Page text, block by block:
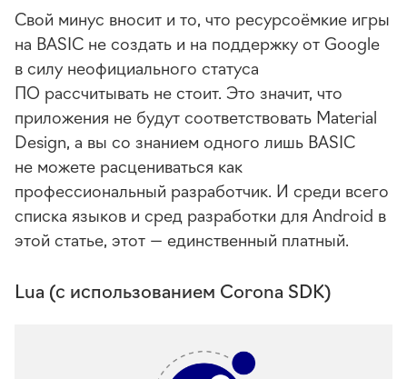
Свой минус вносит и то, что ресурсоёмкие игры
на BASIC не создать и на поддержку от Google
в силу неофициального статуса
ПО рассчитывать не стоит. Это значит, что
приложения не будут соответствовать Material
Design, а вы со знанием одного лишь BASIC
не можете расцениваться как
профессиональный разработчик. И среди всего
списка языков и сред разработки для Android в
этой статье, этот — единственный платный.
Lua (с использованием Corona SDK)